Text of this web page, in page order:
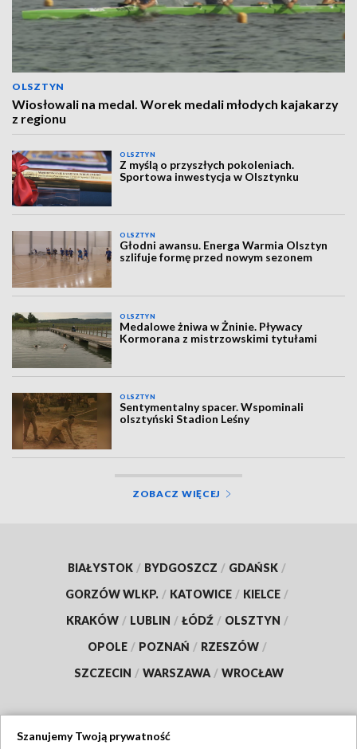
OLSZTYN
Wiosłowali na medal. Worek medali młodych kajakarzy
z regionu
OLSZTYN
Z myślą o przyszłych pokoleniach.
Sportowa inwestycja w Olsztynku
OLSZTYN
Głodni awansu. Energa Warmia Olsztyn
szlifuje formę przed nowym sezonem
OLSZTYN
Medalowe żniwa w Żninie. Pływacy
Kormorana z mistrzowskimi tytułami
OLSZTYN
Sentymentalny spacer. Wspominali
olsztyński Stadion Leśny
ZOBACZ WIĘCEJ
BIAŁYSTOK / BYDGOSZCZ / GDAŃSK /
GORZÓW WLKP. / KATOWICE / KIELCE /
KRAKÓW / LUBLIN / ŁÓDŹ / OLSZTYN /
OPOLE / POZNAŃ / RZESZÓW /
SZCZECIN / WARSZAWA / WROCŁAW
Szanujemy Twoją prywatność